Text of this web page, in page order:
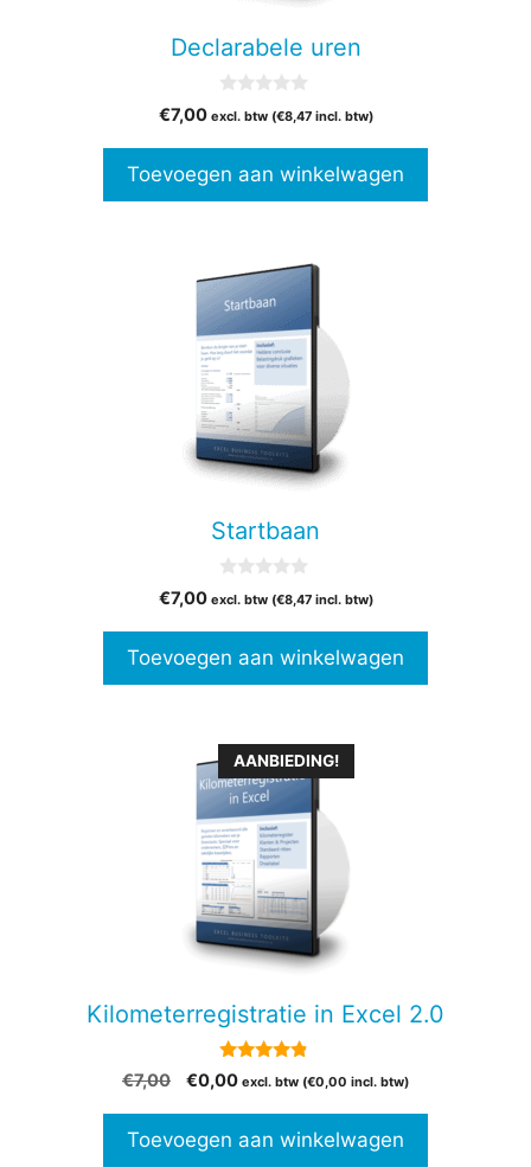
Declarabele uren
v
5
€7,00 excl. btw (€8,47incl. btw)
Toevoegen aan winkelwagen
Startbaan
v
5
€7,00 excl. btw (€8,47incl. btw)
Toevoegen aan winkelwagen
AANBIEDING!
Kilometerregistratie in Excel 2.0
4.69
van 5
€7,00
Oorspronkelijke
€7,00.
€0,00Huidige
€0,00.
excl. btw (€0,00 incl. btw)
Toevoegen aan winkelwagen